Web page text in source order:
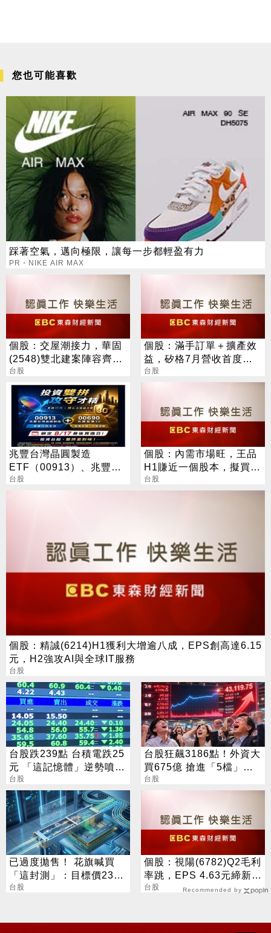
您也可能喜歡
踩著空氣，邁向極限，讓每一步都輕盈有力
PR・NIKE AIR MAX
個股：交屋潮接力，華固
(2548)雙北建案陣容齊
發，下半年營運攀高峰
台股
個股：滿手訂單＋擴產效
益，矽格7月營收首度站
上20億元創高，後續會更
台股
兆豐台灣晶圓製造
ETF（00913）、兆豐藍
籌30 ETF（00690） 最
台股
個股：內需市場旺，王品
H1賺近一個股本，擬買回
1500張庫藏股，股價漲逾
台股
個股：精誠(6214)H1獲利大增逾八成，EPS創高達6.15
元，H2強攻AI與全球IT服務
台股
台股跌239點 台積電跌25
元 「這記憶體」逆勢噴
5%
台股
台股狂飆3186點！外資大
買675億 搶進「5檔」
ETF
台股
已過度拋售！ 花旗喊買
「這封測」：目標價230
元
台股
個股：視陽(6782)Q2毛利
率跳，EPS 4.63元締新
猷，本季營運續看旺
台股 Recommended by